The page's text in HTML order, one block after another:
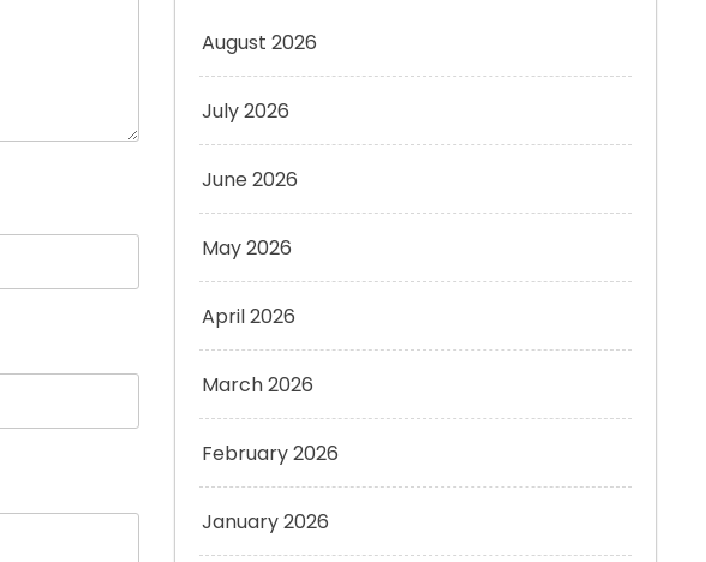
August 2026
July 2026
June 2026
May 2026
April 2026
March 2026
February 2026
January 2026